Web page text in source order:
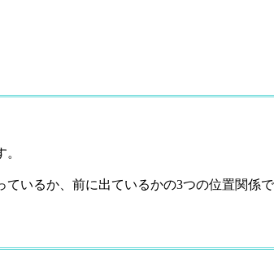
いるか、前に出ているかの3つの位置関係で